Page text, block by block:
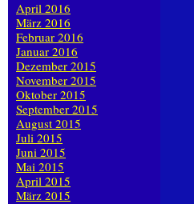
April 2016
März 2016
Februar 2016
Januar 2016
Dezember 2015
November 2015
Oktober 2015
September 2015
August 2015
Juli 2015
Juni 2015
Mai 2015
April 2015
März 2015